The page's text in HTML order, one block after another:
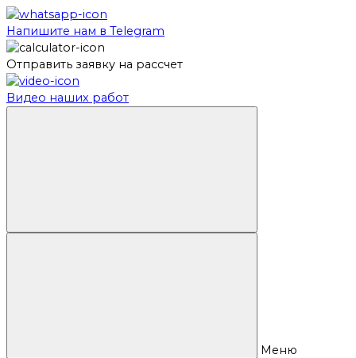
Напишите нам в Telegram
Отправить заявку на рассчет
Видео наших работ
Меню